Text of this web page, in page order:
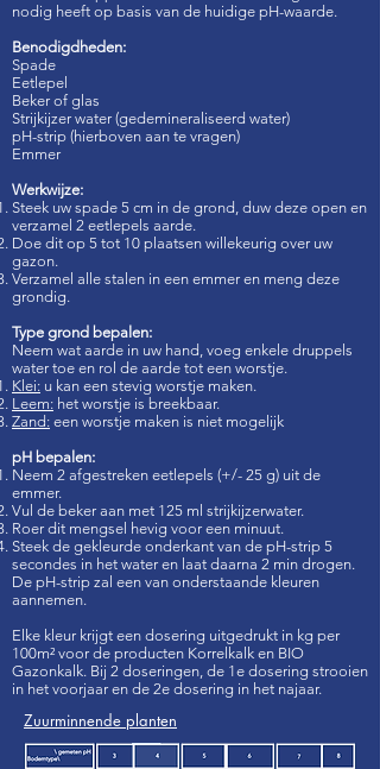
nodig heeft op basis van de huidige pH-waarde.
Benodigdheden:
Spade
Eetlepel
Beker of glas
Strijkijzer water (gedemineraliseerd water)
pH-strip (hierboven aan te vragen)
Emmer
Werkwijze:
Steek uw spade 5 cm in de grond, duw deze open en
verzamel 2 eetlepels aarde.
Doe dit op 5 tot 10 plaatsen willekeurig over uw
gazon.
Verzamel alle stalen in een emmer en meng deze
grondig.
Type grond bepalen:
​Neem wat aarde in uw hand, voeg enkele druppels
water toe en rol de aarde tot een worstje.
Klei: u kan een stevig worstje maken.
Leem: het worstje is breekbaar.
Zand: een worstje maken is niet mogelijk
pH bepalen:
Neem 2 afgestreken eetlepels (+/- 25 g) uit de
emmer.
Vul de beker aan met 125 ml strijkijzerwater.
Roer dit mengsel hevig voor een minuut.
Steek de gekleurde onderkant van de pH-strip 5
secondes in het water en laat daarna 2 min drogen.
De pH-strip zal een van onderstaande kleuren
aannemen.
Elke kleur krijgt een dosering uitgedrukt in kg per
100m² voor de producten Korrelkalk en BIO
Gazonkalk. Bij 2 doseringen, de 1e dosering strooien
in het voorjaar en de 2e dosering in het najaar.
Zuurminnende planten